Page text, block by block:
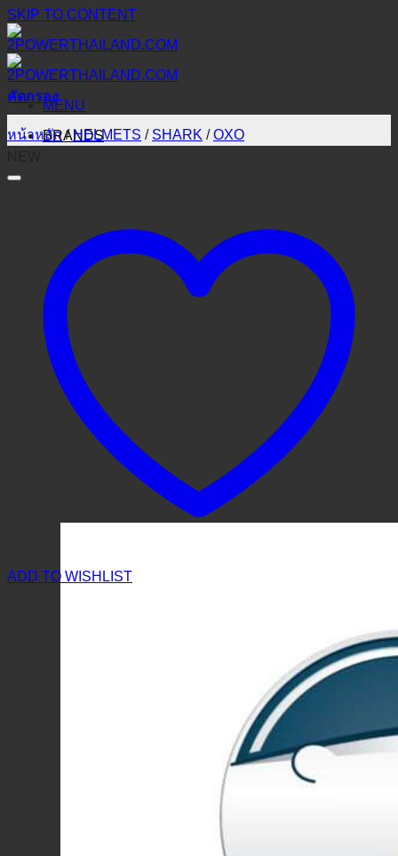
SKIP TO CONTENT
MENU
BRANDS
คัดกรอง
หน้าหลัก / HELMETS / SHARK / OXO
ADD TO WISHLIST